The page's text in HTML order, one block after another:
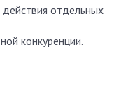
отдельных
конкуренции.